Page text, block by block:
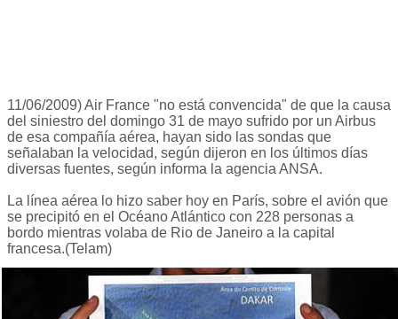
11/06/2009) Air France "no está convencida" de que la causa
del siniestro del domingo 31 de mayo sufrido por un Airbus
de esa compañía aérea, hayan sido las sondas que
señalaban la velocidad, según dijeron en los últimos días
diversas fuentes, según informa la agencia ANSA.
La línea aérea lo hizo saber hoy en París, sobre el avión que
se precipitó en el Océano Atlántico con 228 personas a
bordo mientras volaba de Rio de Janeiro a la capital
francesa.(Telam)